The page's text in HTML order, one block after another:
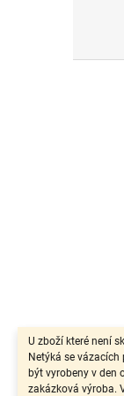
U zboží které není
Netýká se vázacích
být vyrobeny v den
zakázková výroba.